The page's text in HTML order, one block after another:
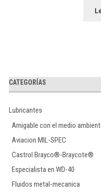
CATEGORÍAS
Lubricantes
Amigable con el medio
Aviacion MIL-SPEC
Castrol Brayco®-Braycote®
Especialista en WD-40
Fluidos metal-mecanica